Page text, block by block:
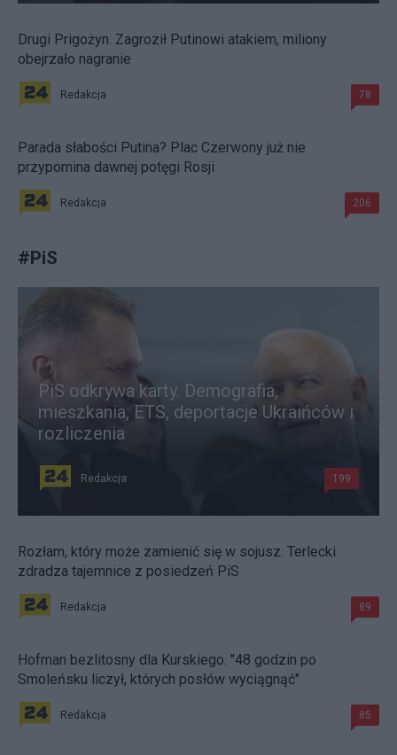
Drugi Prigożyn. Zagroził Putinowi atakiem, miliony
obejrzało nagranie
Redakcja 78
Parada słabości Putina? Plac Czerwony już nie
przypomina dawnej potęgi Rosji
Redakcja 206
#PiS
PiS odkrywa karty. Demografia,
mieszkania, ETS, deportacje Ukraińców i
rozliczenia
Redakcja 199
Rozłam, który może zamienić się w sojusz. Terlecki
zdradza tajemnice z posiedzeń PiS
Redakcja 89
Hofman bezlitosny dla Kurskiego. "48 godzin po
Smoleńsku liczył, których posłów wyciągnąć"
Redakcja 85